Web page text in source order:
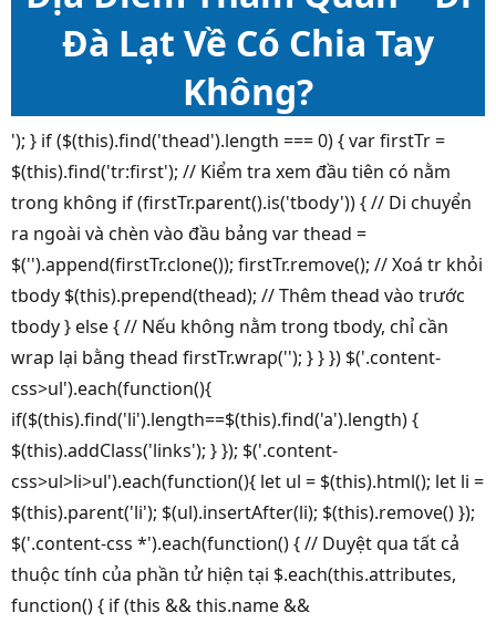
Đà Lạt Về Có Chia Tay
Không?
'); } if ($(this).find('thead').length === 0) { var firstTr =
$(this).find('tr:first'); // Kiểm tra xem đầu tiên có nằm
trong không if (firstTr.parent().is('tbody')) { // Di chuyển
ra ngoài và chèn vào đầu bảng var thead =
$('').append(firstTr.clone()); firstTr.remove(); // Xoá tr khỏi
tbody $(this).prepend(thead); // Thêm thead vào trước
tbody } else { // Nếu không nằm trong tbody, chỉ cần
wrap lại bằng thead firstTr.wrap(''); } } }) $('.content-
css>ul').each(function(){
if($(this).find('li').length==$(this).find('a').length) {
$(this).addClass('links'); } }); $('.content-
css>ul>li>ul').each(function(){ let ul = $(this).html(); let li =
$(this).parent('li'); $(ul).insertAfter(li); $(this).remove() });
$('.content-css *').each(function() { // Duyệt qua tất cả
thuộc tính của phần tử hiện tại $.each(this.attributes,
function() { if (this && this.name &&